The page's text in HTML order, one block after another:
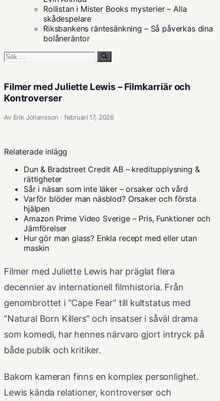
Rollistan i Mister Books mysterier – Alla
skådespelare
Riksbankens räntesänkning – Så påverkas dina
bolåneräntor
Sök
Filmer med Juliette Lewis – Filmkarriär och
Kontroverser
Av Erik Johansson · februari 17, 2026
Relaterade inlägg
Dun & Bradstreet Credit AB – kreditupplysning &
rättigheter
Sår i näsan som inte läker – orsaker och vård
Varför blöder man näsblod? Orsaker och första
hjälpen
Amazon Prime Video Sverige – Pris, Funktioner och
Jämförelser
Hur gör man glass? Enkla recept med eller utan
maskin
Filmer med Juliette Lewis har präglat flera
decennier av internationell filmhistoria. Från
genombrottet i ”Cape Fear” till kultstatus med
”Natural Born Killers” och insatser i såväl drama
som komedi, har hennes närvaro gjort intryck på
både publik och kritiker.
Bakom kameran finns en komplex personlighet.
Lewis kända relationer, kontroverser och